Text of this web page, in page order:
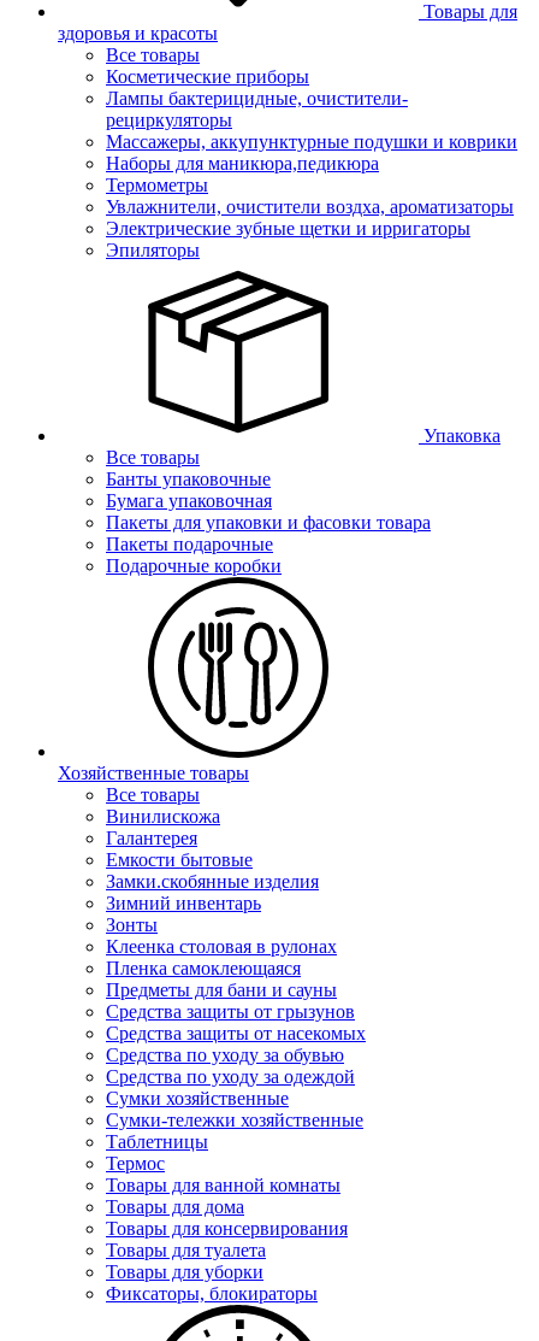
Товары для
здоровья и красоты
Все товары
Косметические приборы
Лампы бактерицидные, очистители-
рециркуляторы
Массажеры, аккупунктурные подушки и коврики
Наборы для маникюра,педикюра
Термометры
Увлажнители, очистители воздха, ароматизаторы
Электрические зубные щетки и ирригаторы
Эпиляторы
Упаковка
Все товары
Банты упаковочные
Бумага упаковочная
Пакеты для упаковки и фасовки товара
Пакеты подарочные
Подарочные коробки
Хозяйственные товары
Все товары
Винилискожа
Галантерея
Емкости бытовые
Замки.скобянные изделия
Зимний инвентарь
Зонты
Клеенка столовая в рулонах
Пленка самоклеющаяся
Предметы для бани и сауны
Средства защиты от грызунов
Средства защиты от насекомых
Средства по уходу за обувью
Средства по уходу за одеждой
Сумки хозяйственные
Сумки-тележки хозяйственные
Таблетницы
Термос
Товары для ванной комнаты
Товары для дома
Товары для консервирования
Товары для туалета
Товары для уборки
Фиксаторы, блокираторы